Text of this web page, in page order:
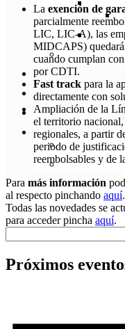
La exención de
parcialmente
LIC, LIC-A), las
MIDCAPS)
cuando cumplan
por CDTI.
Fast track para la
directamente con
Ampliación de la
el territorio
regionales, a partir
periodo de
reembolsables y de
Para más información
al respecto pinchando aquí.
Todas las novedades se
para acceder pincha aquí.
Próximos